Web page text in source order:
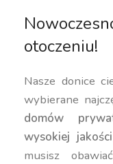
otoczeniu!
Nasze donice
wybierane
domów
wysokiej
musisz